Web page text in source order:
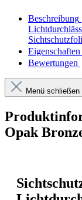
Beschreibung
Eigenschaften
Bewertungen
Menü schließen
Opak